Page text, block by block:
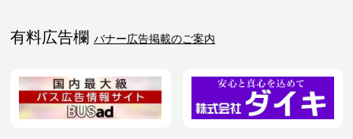
有料広告欄 バナー広告掲載のご案内